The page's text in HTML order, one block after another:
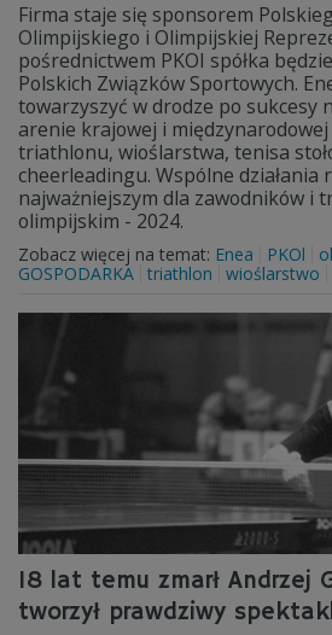
Firma staje się sponsorem
Olimpijskiego i Olimpijskiej
pośrednictwem PKOI spółka
Polskich Związków Sportowych.
towarzyszyć w drodze po sukcesy
arenie krajowej i
triathlonu, wioślarstwa, tenisa
cheerleadingu. Wspólne działania
najważniejszym dla zawodników i
olimpijskim - 2024.
Zobacz więcej na temat: Enea PKOl
GOSPODARKA triathlon wioślarstwo
18 lat temu zmarł Andrzej
tworzył prawdziwy